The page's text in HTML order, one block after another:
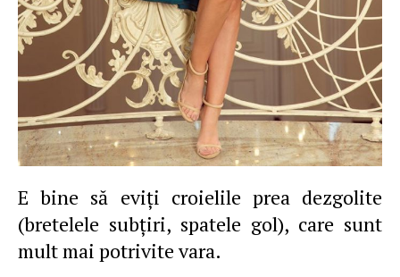
E bine să eviţi croielile prea dezgolite
(bretelele subţiri, spatele gol), care sunt
mult mai potrivite vara.